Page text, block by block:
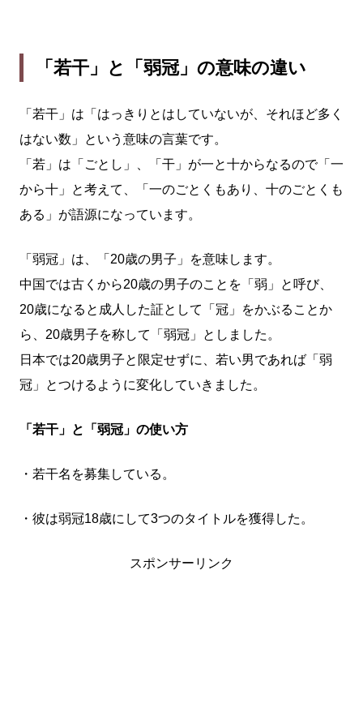
「若干」と「弱冠」の意味の違い
「若干」は「はっきりとはしていないが、それほど多く
はない数」という意味の言葉です。
「若」は「ごとし」、「干」が一と十からなるので「一
から十」と考えて、「一のごとくもあり、十のごとくも
ある」が語源になっています。
「弱冠」は、「20歳の男子」を意味します。
中国では古くから20歳の男子のことを「弱」と呼び、
20歳になると成人した証として「冠」をかぶることか
ら、20歳男子を称して「弱冠」としました。
日本では20歳男子と限定せずに、若い男であれば「弱
冠」とつけるように変化していきました。
「若干」と「弱冠」の使い方
・若干名を募集している。
・彼は弱冠18歳にして3つのタイトルを獲得した。
スポンサーリンク